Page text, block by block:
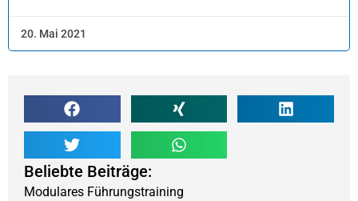
20. Mai 2021
Beliebte Beiträge:
Modulares Führungstraining